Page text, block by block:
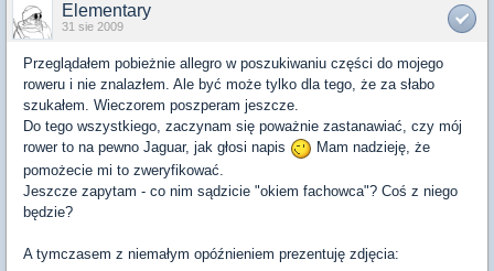
Elementary
31 sie 2009
Przeglądałem pobieżnie allegro w poszukiwaniu części do mojego
roweru i nie znalazłem. Ale być może tylko dla tego, że za słabo
szukałem. Wieczorem poszperam jeszcze.
Do tego wszystkiego, zaczynam się poważnie zastanawiać, czy mój
rower to na pewno Jaguar, jak głosi napis
Mam nadzieję, że
pomożecie mi to zweryfikować.
Jeszcze zapytam - co nim sądzicie "okiem fachowca"? Coś z niego
będzie?
A tymczasem z niemałym opóźnieniem prezentuję zdjęcia: